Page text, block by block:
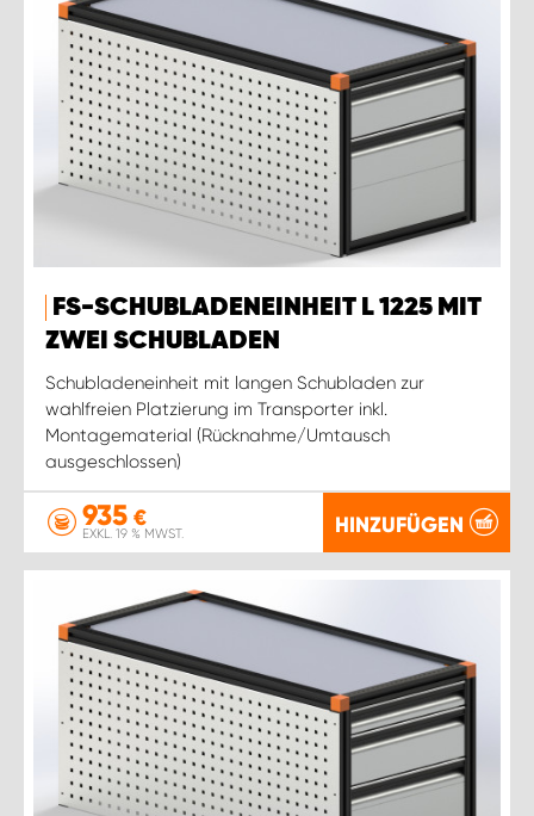
FS-SCHUBLADENEINHEIT L 1225 MIT
ZWEI SCHUBLADEN
Schubladeneinheit mit langen Schubladen zur
wahlfreien Platzierung im Transporter inkl.
Montagematerial (Rücknahme/Umtausch
ausgeschlossen)
935 €
EXKL. 19 % MWST. HINZUFÜGEN